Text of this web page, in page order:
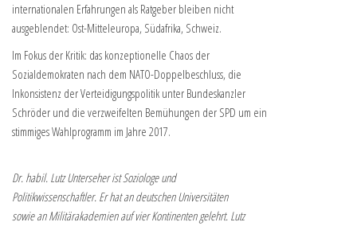
internationalen Erfahrungen als Ratgeber bleiben nicht
ausgeblendet: Ost-Mitteleuropa, Südafrika, Schweiz.
Im Fokus der Kritik: das konzeptionelle Chaos der
Sozialdemokraten nach dem NATO-Doppelbeschluss, die
Inkonsistenz der Verteidigungspolitik unter Bundeskanzler
Schröder und die verzweifelten Bemühungen der SPD um ein
stimmiges Wahlprogramm im Jahre 2017.
Dr. habil. Lutz Unterseher ist Soziologe und
Politikwissenschaftler. Er hat an deutschen Universitäten
sowie an Militärakademien auf vier Kontinenten gelehrt. Lutz